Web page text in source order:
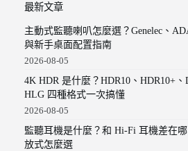
最新文章
主動式監聽喇叭怎麼選？Genelec、
與新手桌面配置指南
2026-08-05
4K HDR 是什麼？HDR10、HDR10+、
HLG 四種格式一次搞懂
2026-08-05
監聽耳機是什麼？和 Hi-Fi 耳機差在
放式怎麼選